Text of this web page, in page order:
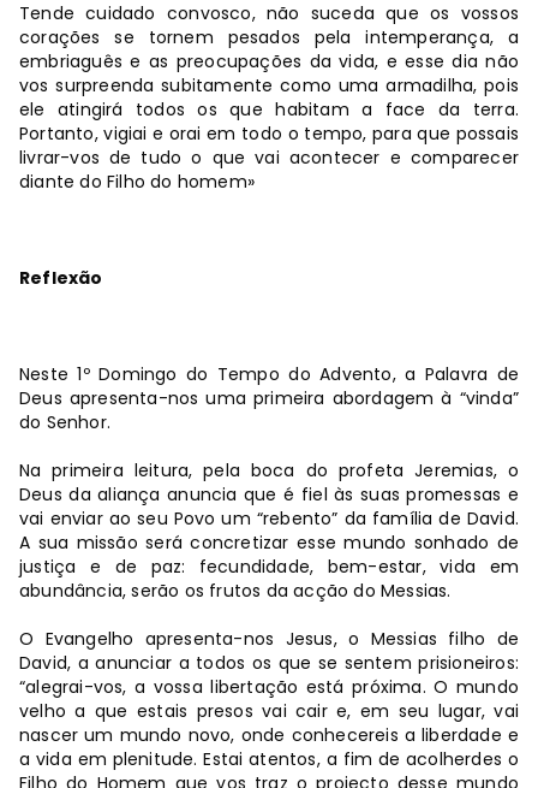
Tende cuidado convosco, não suceda que os vossos
corações se tornem pesados pela intemperança, a
embriaguês e as preocupações da vida, e esse dia não
vos surpreenda subitamente como uma armadilha, pois
ele atingirá todos os que habitam a face da terra.
Portanto, vigiai e orai em todo o tempo, para que possais
livrar-vos de tudo o que vai acontecer e comparecer
diante do Filho do homem»
Reflexão
Neste 1º Domingo do Tempo do Advento, a Palavra de
Deus apresenta-nos uma primeira abordagem à “vinda”
do Senhor.
Na primeira leitura, pela boca do profeta Jeremias, o
Deus da aliança anuncia que é fiel às suas promessas e
vai enviar ao seu Povo um “rebento” da família de David.
A sua missão será concretizar esse mundo sonhado de
justiça e de paz: fecundidade, bem-estar, vida em
abundância, serão os frutos da acção do Messias.
O Evangelho apresenta-nos Jesus, o Messias filho de
David, a anunciar a todos os que se sentem prisioneiros:
“alegrai-vos, a vossa libertação está próxima. O mundo
velho a que estais presos vai cair e, em seu lugar, vai
nascer um mundo novo, onde conhecereis a liberdade e
a vida em plenitude. Estai atentos, a fim de acolherdes o